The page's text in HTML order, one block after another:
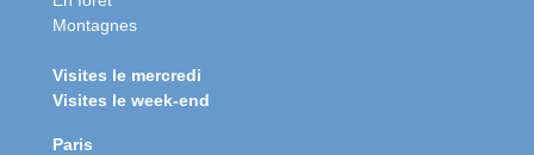
Montagnes
Visites le mercredi
Visites le week-end
Paris